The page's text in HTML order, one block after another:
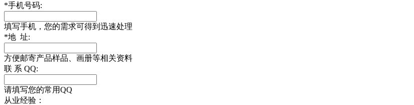
*手机号码:
填写手机，您的需求可得到迅速处理
*地 址:
方便邮寄产品样品、画册等相关资料
联 系 QQ:
请填写您的常用QQ
从业经验：